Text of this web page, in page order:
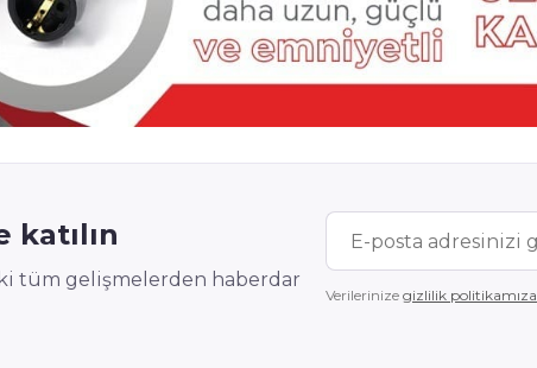
katılın
tüm gelişmelerden haberdar
Verilerinizegizlilik politikamıza